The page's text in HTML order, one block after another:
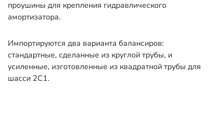
проушины для крепления гидравлического
амортизатора.
Импортируются два варианта балансиров:
стандартные, сделанные из круглой трубы, и
усиленные, изготовленные из квадратной трубы для
шасси 2С1.